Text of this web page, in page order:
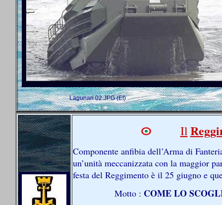
Lagunari 02.JPG(EI)
Il
Componente anfibia dell’Arma di
un’unità meccanizzata con la maggior
festa del Reggimento è il 25 giugno e
Motto : COME LO